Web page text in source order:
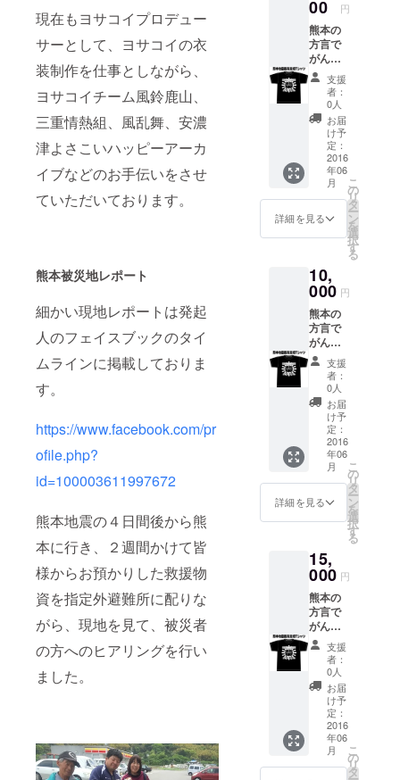
現在もヨサコイプロデュー
サーとして、ヨサコイの衣
装制作を仕事としながら、
ヨサコイチーム風鈴鹿山、
三重情熱組、風乱舞、安濃
津よさこいハッピーアーカ
イブなどのお手伝いをさせ
ていただいております。
熊本被災地レポート
細かい現地レポートは発起
人のフェイスブックのタイ
ムラインに掲載しておりま
す。
https://www.facebook.com/pr
ofile.php?
id=100003611997672
熊本地震の４日間後から熊
本に行き、２週間かけて皆
様からお預かりした救援物
資を指定外避難所に配りな
がら、現地を見て、被災者
の方へのヒアリングを行い
ました。
ら地域復興
に興味を持
ち始め、学
生時代に東
京農業大学
ヨサコイ
ソーラン同
立。全国の
祭りに参加
し、その地
域の良いと
点などを見
てきまし
現在もヨサ
コイプロ
デューサー
として、ヨ
サコイの衣
装制作を仕
事としなが
ら、ヨサコ
鈴鹿山、三
風乱舞、安
濃津よさこ
いハッピー
アーカイブ
などのお手
伝いをさせ
ていただい
ておりま
00 円
熊本の
方言で
がんば
ろう！
という
意味の
がまだ
せ！
と、復
興をイ
メージ
した日
の出に
熊本の
文字 熊
本地震
た日を
忘れな
いよう
に、二
回目の
震度７
の本震
があっ
た日を
入れま
した。
普段着
として
着用し
やすい
よう
に、ラ
メージ
して作
りまし
た。
支援
者：
0人
お届
け予
定：
2016
年06
月
詳細を見る
こ
の
リ
タ
ー
ン
を
選
択
す
る
10,
000 円
熊本の
方言で
がんば
ろう！
という
意味の
がまだ
せ！
と、復
興をイ
メージ
した日
の出に
熊本の
文字 熊
本地震
た日を
忘れな
いよう
に、二
回目の
震度７
の本震
があっ
た日を
入れま
した。
普段着
として
着用し
やすい
よう
支援
者：
0人
お届
け予
定：
2016
年06
月
詳細を見る
こ
の
リ
タ
ー
ン
を
選
択
す
る
15,
000 円
熊本の
方言で
がんば
ろう！
という
意味の
がまだ
せ！
と、復
興をイ
メージ
した日
の出に
支援
者：
0人
お届
け予
定：
2016
年06
月
こ
の
リ
タ